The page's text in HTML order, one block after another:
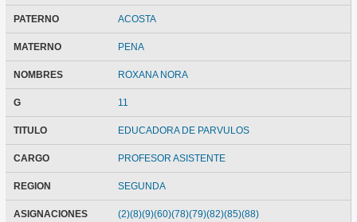
PATERNO ACOSTA
MATERNO PENA
NOMBRES ROXANA NORA
G 11
TITULO EDUCADORA DE PARVULOS
CARGO PROFESOR ASISTENTE
REGION SEGUNDA
ASIGNACIONES (2)(8)(9)(60)(78)(79)(82)(85)(88)